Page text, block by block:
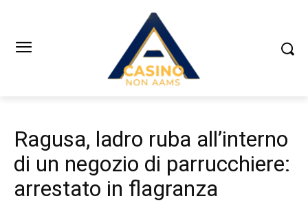
Ragusa, ladro ruba all’interno
di un negozio di parrucchiere:
arrestato in flagranza